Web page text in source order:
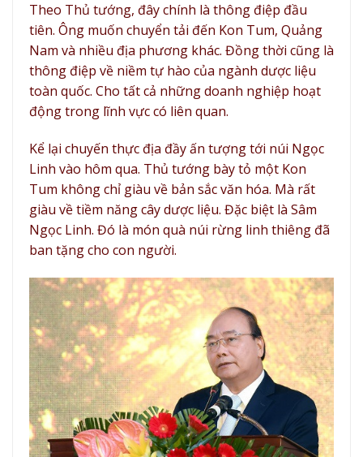
Theo Thủ tướng, đây chính là thông điệp đầu
tiên. Ông muốn chuyển tải đến Kon Tum, Quảng
Nam và nhiều địa phương khác. Đồng thời cũng là
thông điệp về niềm tự hào của ngành dược liệu
toàn quốc. Cho tất cả những doanh nghiệp hoạt
động trong lĩnh vực có liên quan.
Kể lại chuyến thực địa đầy ấn tượng tới núi Ngọc
Linh vào hôm qua. Thủ tướng bày tỏ một Kon
Tum không chỉ giàu về bản sắc văn hóa. Mà rất
giàu về tiềm năng cây dược liệu. Đặc biệt là Sâm
Ngọc Linh. Đó là món quà núi rừng linh thiêng đã
ban tặng cho con người.